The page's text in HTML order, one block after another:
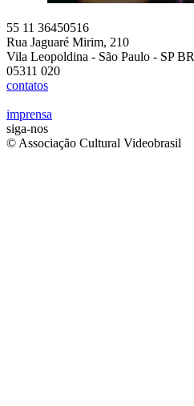
55 11 36450516
Rua Jaguaré Mirim, 210
Vila Leopoldina - São Paulo - SP BR
05311 020
contatos
imprensa
siga-nos
© Associação Cultural Videobrasil